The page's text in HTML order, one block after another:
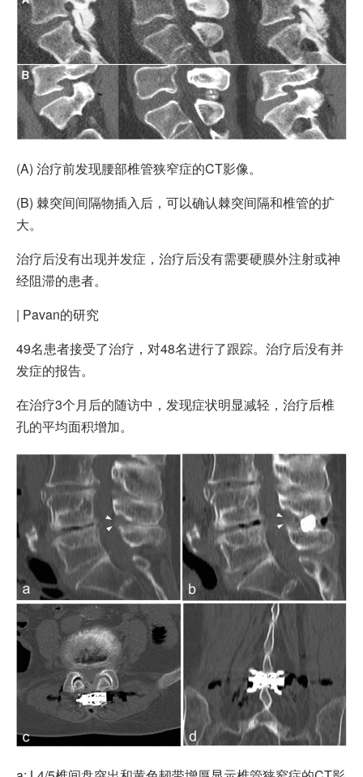
(A) 治疗前发现腰部椎管狭窄症的CT影像。
(B) 棘突间间隔物插入后，可以确认棘突间隔和椎管的扩
大。
治疗后没有出现并发症，治疗后没有需要硬膜外注射或神
经阻滞的患者。
| Pavan的研究
49名患者接受了治疗，对48名进行了跟踪。治疗后没有并
发症的报告。
在治疗3个月后的随访中，发现症状明显减轻，治疗后椎
孔的平均面积增加。